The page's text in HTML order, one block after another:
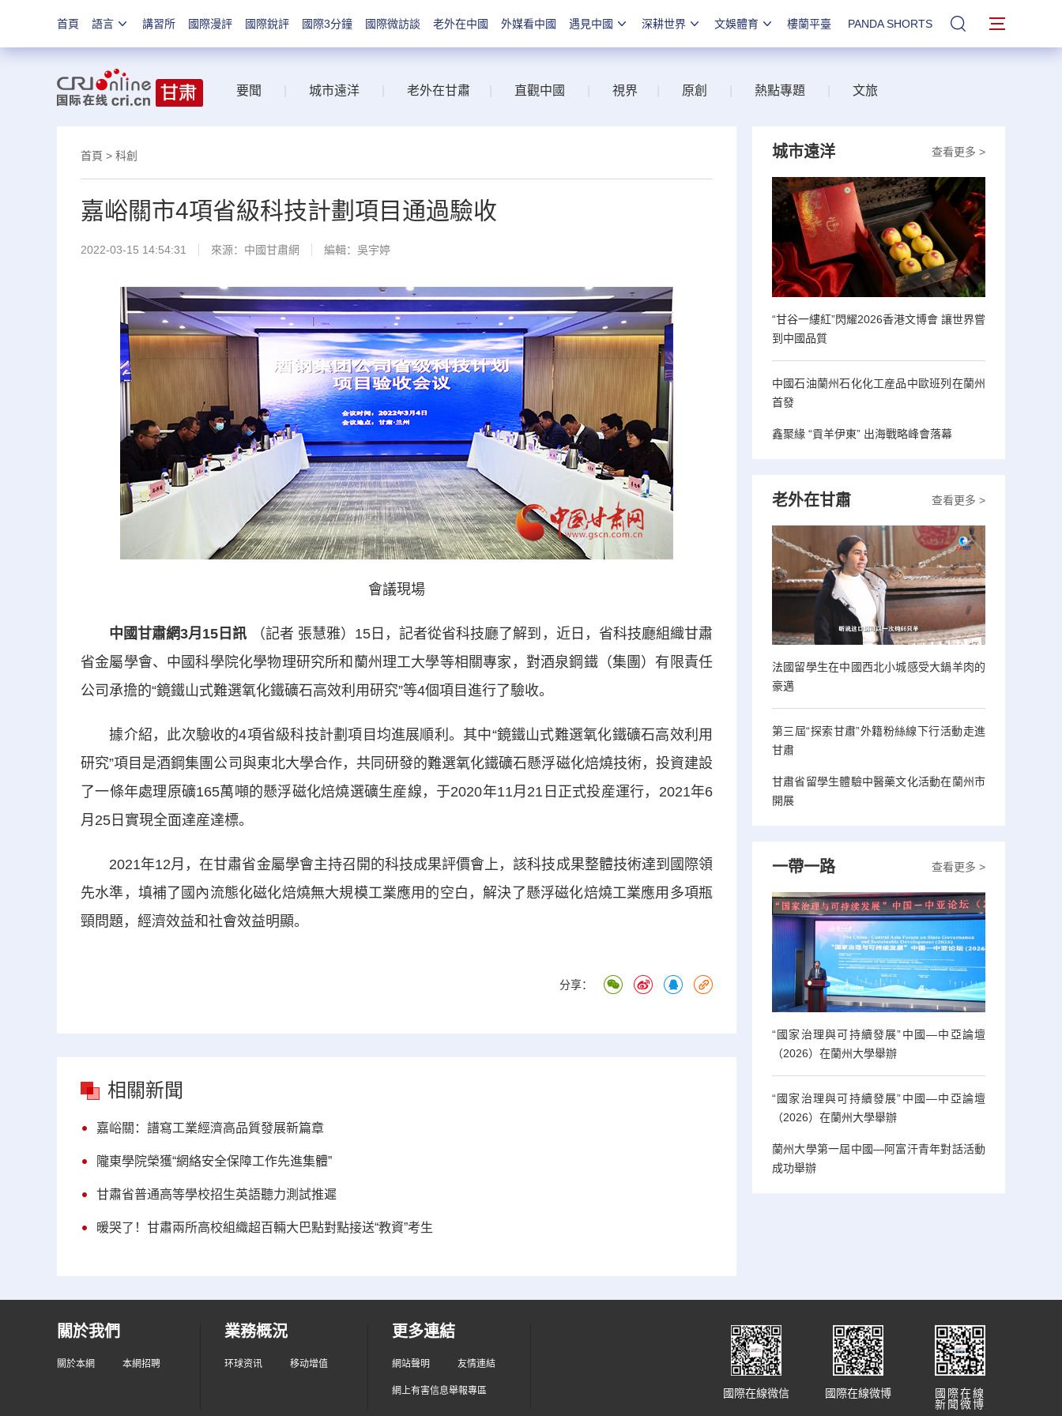
首頁 語言 講習所 國際漫評 國際銳評 國際3分鐘 國際微訪談 老外在中國 外媒看中國 遇見中國 深耕世界 文娛體育 樓蘭平臺 PANDA SHORTS 站內搜索
要聞 城市遠洋 老外在甘肅 直觀中國 視界 原創 熱點專題 文旅
首頁 > 科創
嘉峪關市4項省級科技計劃項目通過驗收
2022-03-15 14:54:31 來源： 中國甘肅網 編輯：吳宇婷
會議現場
中國甘肅網3月15日訊 （記者 張慧雅）15日，記者從省科技廳了解到，近日，省科技廳組織甘肅
省金屬學會、中國科學院化學物理研究所和蘭州理工大學等相關專家，對酒泉鋼鐵（集團）有限責任
公司承擔的“鏡鐵山式難選氧化鐵礦石高效利用研究”等4個項目進行了驗收。
據介紹，此次驗收的4項省級科技計劃項目均進展順利。其中“鏡鐵山式難選氧化鐵礦石高效利用
研究”項目是酒鋼集團公司與東北大學合作，共同研發的難選氧化鐵礦石懸浮磁化焙燒技術，投資建設
了一條年處理原礦165萬噸的懸浮磁化焙燒選礦生産線，于2020年11月21日正式投産運行，2021年6
月25日實現全面達産達標。
2021年12月，在甘肅省金屬學會主持召開的科技成果評價會上，該科技成果整體技術達到國際領
先水準，填補了國內流態化磁化焙燒無大規模工業應用的空白，解決了懸浮磁化焙燒工業應用多項瓶
頸問題，經濟效益和社會效益明顯。
分享：
相關新聞
嘉峪關：譜寫工業經濟高品質發展新篇章
隴東學院榮獲“網絡安全保障工作先進集體”
甘肅省普通高等學校招生英語聽力測試推遲
暖哭了！甘肅兩所高校組織超百輛大巴點對點接送“教資”考生
查看更多 >
城市遠洋
“甘谷一縷紅”閃耀2026香港文博會 讓世界嘗
到中國品質
中國石油蘭州石化化工産品中歐班列在蘭州
首發
鑫聚緣 “貢羊伊東” 出海戰略峰會落幕
查看更多 >
老外在甘肅
法國留學生在中國西北小城感受大鍋羊肉的
豪邁
第三屆“探索甘肅”外籍粉絲線下行活動走進
甘肅
甘肅省留學生體驗中醫藥文化活動在蘭州市
開展
查看更多 >
一帶一路
“國家治理與可持續發展”中國—中亞論壇
（2026）在蘭州大學舉辦
“國家治理與可持續發展”中國—中亞論壇
（2026）在蘭州大學舉辦
蘭州大學第一屆中國—阿富汗青年對話活動
成功舉辦
關於我們
關於本網 本網招聘
業務概況
环球资讯 移动增值
更多連結
網站聲明 友情連結
網上有害信息舉報專區
國際在線
新聞微博
國際在線微博
國際在線微信